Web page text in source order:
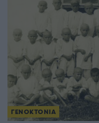
ΓΕΝΟΚΤΟΝΙΑ